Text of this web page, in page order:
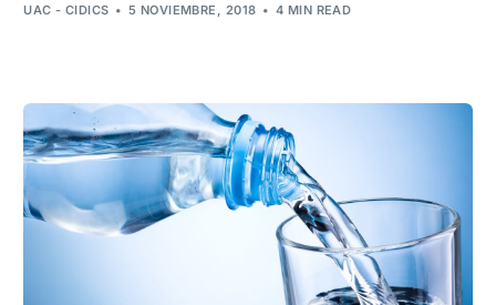
UAC - CIDICS 5 NOVIEMBRE, 2018 4 MIN READ